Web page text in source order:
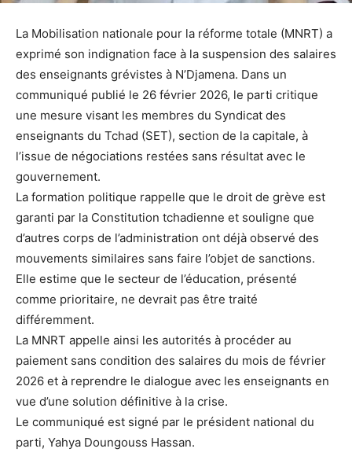
La Mobilisation nationale pour la réforme totale (MNRT) a
exprimé son indignation face à la suspension des salaires
des enseignants grévistes à N’Djamena. Dans un
communiqué publié le 26 février 2026, le parti critique
une mesure visant les membres du Syndicat des
enseignants du Tchad (SET), section de la capitale, à
l’issue de négociations restées sans résultat avec le
gouvernement.
La formation politique rappelle que le droit de grève est
garanti par la Constitution tchadienne et souligne que
d’autres corps de l’administration ont déjà observé des
mouvements similaires sans faire l’objet de sanctions.
Elle estime que le secteur de l’éducation, présenté
comme prioritaire, ne devrait pas être traité
différemment.
La MNRT appelle ainsi les autorités à procéder au
paiement sans condition des salaires du mois de février
2026 et à reprendre le dialogue avec les enseignants en
vue d’une solution définitive à la crise.
Le communiqué est signé par le président national du
parti, Yahya Doungouss Hassan.